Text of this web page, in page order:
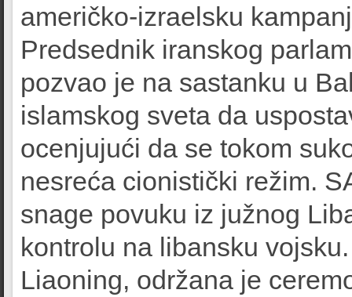
američko-izraelsku
Predsednik iranskog
pozvao je na sastanku u
islamskog sveta da
ocenjujući da se tokom
nesreća cionistički režim.
snage povuku iz južnog
kontrolu na libansku
Liaoning, održana je